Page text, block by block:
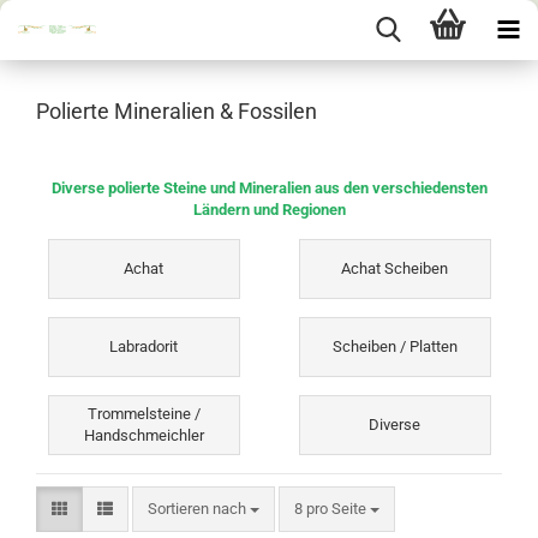
Polierte Mineralien & Fossilen
Diverse polierte Steine und Mineralien aus den verschiedensten
Ländern und Regionen
Achat Achat Scheiben
Labradorit Scheiben / Platten
Trommelsteine /
Handschmeichler
Diverse
Sortieren nach
Sortieren nach 8 pro Seite
pro Seite